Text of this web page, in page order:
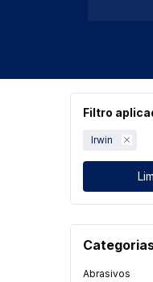
Filtro
Irwin
Abrasivos